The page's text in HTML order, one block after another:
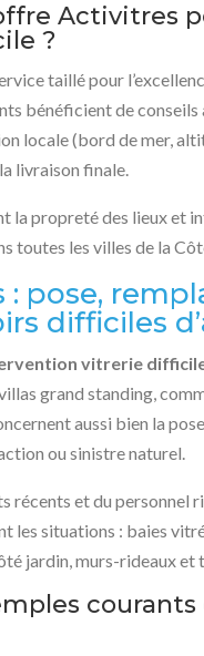
Activitres
?
taillé pour
bénéficient de
locale (bord de mer,
livraison finale.
la propreté des lieux et
toutes les villes de la
: pose,
difficiles
vitrerie difficile
grand standing,
aussi bien la
ou sinistre naturel.
récents et du personnel
les situations : baies
jardin, murs-rideaux